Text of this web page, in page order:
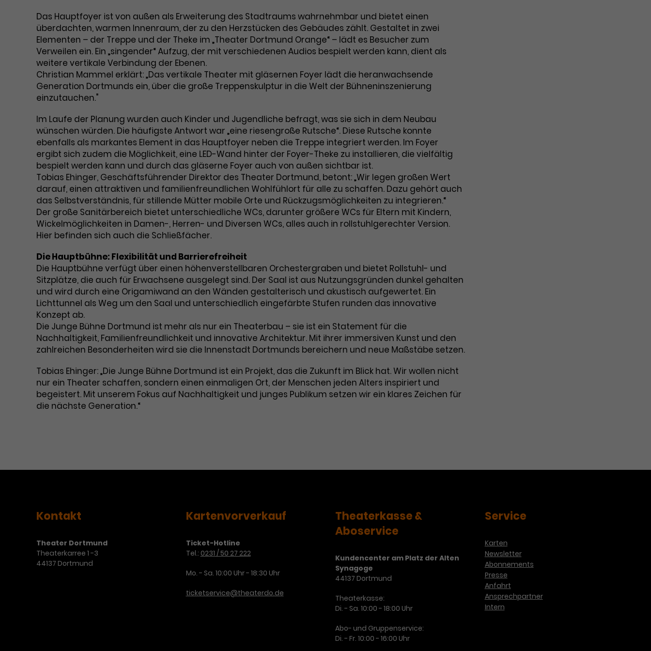
Zweck
installiert. Das Cookie wird verwendet, um
Informationen darüber zu speichern, wie
Besucher*innen eine Website nutzen, und
hilft bei der Erstellung eines
Website. Die erhobenen Daten umfassen
in anonymisierter Form die Anzahl der
Name _gat_UA-63561367-1
Anbieter Google Analytics
Laufzeit 1 Minute
Das ist ein von Google Analytics gesetztes
Cookie. Bestimmte Daten werden nur
Datenübertragungen unterbunden.
Name
Anbieter Google Ads
Laufzeit 3 Monate
Zweck
Dieses Cookie speichert Informationen zu
Werbeklicks und dient der Zuordnung von
Name _gcl_dc
Anbieter Google / DoubleClick
Laufzeit 3 Monate
Zweck
Dieses Cookie wird verwendet, um
Nutzerinteraktionen mit Werbeanzeigen
zu messen und Remarketing-Funktionen
Name IDE
Anbieter Google / DoubleClick
Laufzeit 1 Jahr
Dieses Cookie dient der Anzeige
personalisierter Werbung und misst die
Wirksamkeit von Werbekampagnen über
verschiedene Websites hinweg.
Das Hauptfoyer ist von außen als Erweiterung des Stadtraums wahrnehmbar und bietet einen
überdachten, warmen Innenraum, der zu den Herzstücken des Gebäudes zählt. Gestaltet in zwei
Elementen – der Treppe und der Theke im „Theater Dortmund Orange“ – lädt es Besucher zum
Verweilen ein. Ein „singender“ Aufzug, der mit verschiedenen Audios bespielt werden kann, dient als
weitere vertikale Verbindung der Ebenen.
Christian Mammel erklärt: „Das vertikale Theater mit gläsernen Foyer lädt die heranwachsende
Generation Dortmunds ein, über die große Treppenskulptur in die Welt der Bühneninszenierung
einzutauchen."
Im Laufe der Planung wurden auch Kinder und Jugendliche befragt, was sie sich in dem Neubau
wünschen würden. Die häufigste Antwort war „eine riesengroße Rutsche“. Diese Rutsche konnte
ebenfalls als markantes Element in das Hauptfoyer neben die Treppe integriert werden. Im Foyer
ergibt sich zudem die Möglichkeit, eine LED-Wand hinter der Foyer-Theke zu installieren, die vielfältig
bespielt werden kann und durch das gläserne Foyer auch von außen sichtbar ist.
Tobias Ehinger, Geschäftsführender Direktor des Theater Dortmund, betont: „Wir legen großen Wert
darauf, einen attraktiven und familienfreundlichen Wohlfühlort für alle zu schaffen. Dazu gehört auch
das Selbstverständnis, für stillende Mütter mobile Orte und Rückzugsmöglichkeiten zu integrieren.“
Der große Sanitärbereich bietet unterschiedliche WCs, darunter größere WCs für Eltern mit Kindern,
Wickelmöglichkeiten in Damen-, Herren- und Diversen WCs, alles auch in rollstuhlgerechter Version.
Hier befinden sich auch die Schließfächer.
Die Hauptbühne: Flexibilität und Barrierefreiheit
Die Hauptbühne verfügt über einen höhenverstellbaren Orchestergraben und bietet Rollstuhl- und
Sitzplätze, die auch für Erwachsene ausgelegt sind. Der Saal ist aus Nutzungsgründen dunkel gehalten
und wird durch eine Origamiwand an den Wänden gestalterisch und akustisch aufgewertet. Ein
Lichttunnel als Weg um den Saal und unterschiedlich eingefärbte Stufen runden das innovative
Konzept ab.
Die Junge Bühne Dortmund ist mehr als nur ein Theaterbau – sie ist ein Statement für die
Nachhaltigkeit, Familienfreundlichkeit und innovative Architektur. Mit ihrer immersiven Kunst und den
zahlreichen Besonderheiten wird sie die Innenstadt Dortmunds bereichern und neue Maßstäbe setzen.
Tobias Ehinger: „Die Junge Bühne Dortmund ist ein Projekt, das die Zukunft im Blick hat. Wir wollen nicht
nur ein Theater schaffen, sondern einen einmaligen Ort, der Menschen jeden Alters inspiriert und
begeistert. Mit unserem Fokus auf Nachhaltigkeit und junges Publikum setzen wir ein klares Zeichen für
die nächste Generation.“
Kontakt
Theater Dortmund
Theaterkarree 1 -3
44137 Dortmund
Kartenvorverkauf
Ticket-Hotline
Tel.: 0231 / 50 27 222
Mo. - Sa. 10:00 Uhr - 18:30 Uhr
ticketservice@theaterdo.de
Theaterkasse &
Aboservice
Kundencenter am Platz der Alten
Synagoge
44137 Dortmund
Theaterkasse:
Di. - Sa. 10:00 - 18:00 Uhr
Abo- und Gruppenservice:
Di. - Fr. 10:00 - 16:00 Uhr
Service
Karten
Newsletter
Abonnements
Presse
Anfahrt
Ansprechpartner
Intern